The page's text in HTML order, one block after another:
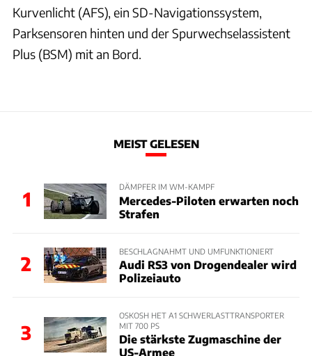
Kurvenlicht (AFS), ein SD-Navigationssystem,
Parksensoren hinten und der Spurwechselassistent
Plus (BSM) mit an Bord.
MEIST GELESEN
1
DÄMPFER IM WM-KAMPF
Mercedes-Piloten erwarten noch
Strafen
2
BESCHLAGNAHMT UND UMFUNKTIONIERT
Audi RS3 von Drogendealer wird
Polizeiauto
3
OSKOSH HET A1 SCHWERLASTTRANSPORTER
MIT 700 PS
Die stärkste Zugmaschine der
US-Armee